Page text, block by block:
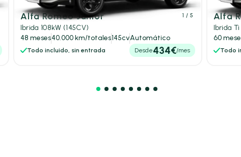
1 / 5
Alfa Romeo Junior
Ibrida 108kW (145CV)
48 meses40.000 km/totales145cvAutomático
Todo incluido, sin entrada Desde434€/mes
Alfa
Ibrida Ti
60
Todo